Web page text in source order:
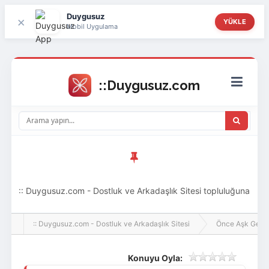
× Duygusuz
Mobil Uygulama
YÜKLE
:: Duygusuz.com - Dostluk ve Arkadaşlık Sitesi topluluğuna
hoş geldin ziyaretçi! Aramıza katılmak istersen kayıt
:: Duygusuz.com - Dostluk ve Arkadaşlık Sitesi Önce Aşk Gelir
Konuyu Oyla: